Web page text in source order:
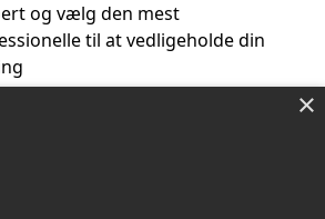
og vælg den mest
til at vedligeholde din
×